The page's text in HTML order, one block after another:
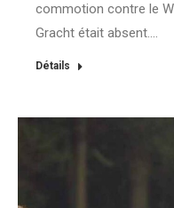
commotion contre le
Gracht était absent.…
Détails